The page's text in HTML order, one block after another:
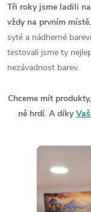
Tři roky jsme ladili
vždy na prvním místě.
syté a nádherné
testovali jsme ty
nezávadnost barev.
Chceme mít
ně hrdí. A díky